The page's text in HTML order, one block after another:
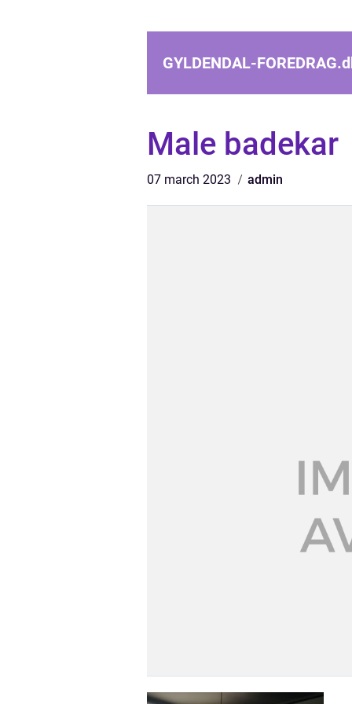
GYLDENDAL-FOREDRAG.
Male badekar
07 march 2023 admin